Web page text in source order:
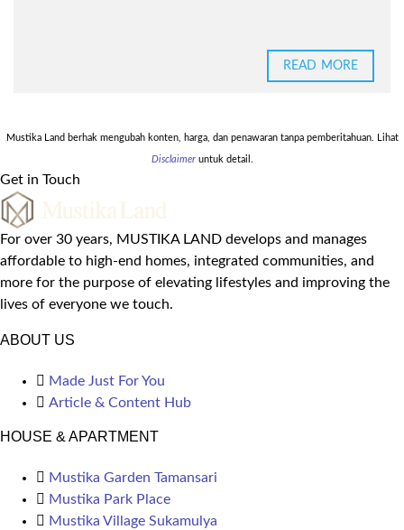
READ MORE
Mustika Land berhak mengubah konten, harga, dan penawaran tanpa pemberitahuan. Lihat
Disclaimeruntuk detail.
Get in Touch
For over 30 years, MUSTIKA LAND develops and manages
affordable to high-end homes, integrated communities, and
more for the purpose of elevating lifestyles and improving the
lives of everyone we touch.
ABOUT US
Made Just For You
Article & Content Hub
HOUSE & APARTMENT
Mustika Garden Tamansari
Mustika Park Place
Mustika Village Sukamulya